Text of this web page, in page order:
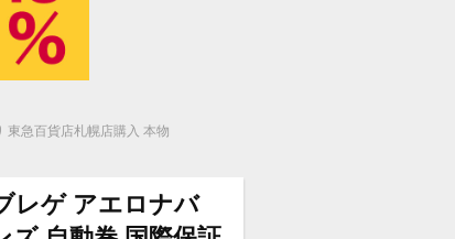
東急百貨店札幌店購入 本物
レゲ アエロナバ